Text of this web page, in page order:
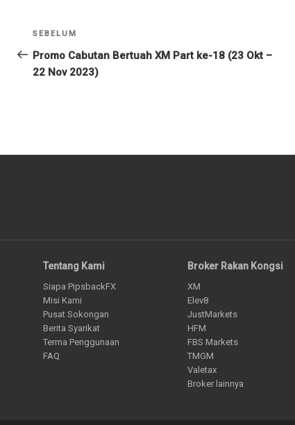
Navigasi
kiriman
Kiriman
Sebelumnya
SEBELUM
Promo Cabutan Bertuah XM Part ke-18 (23 Okt –
22 Nov 2023)
Tentang Kami
Siapa PipsbackFX
Misi Kami
Pusat Sokongan
Berita Syarikat
Terma Penggunaan
FAQ
Broker Rakan Kongsi
XM
Elev8
JustMarkets
HFM
FBS Markets
TMGM
Valetax
Broker lainnya